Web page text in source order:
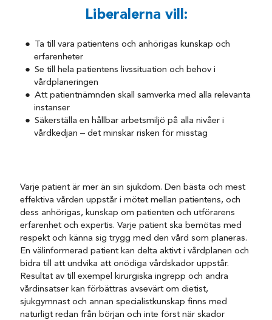
Liberalerna vill:
Ta till vara patientens och anhörigas kunskap och
erfarenheter
Se till hela patientens livssituation och behov i
vårdplaneringen
Att patientnämnden skall samverka med alla relevanta
instanser
Säkerställa en hållbar arbetsmiljö på alla nivåer i
vårdkedjan – det minskar risken för misstag
Varje patient är mer än sin sjukdom. Den bästa och mest
effektiva vården uppstår i mötet mellan patientens, och
dess anhörigas, kunskap om patienten och utförarens
erfarenhet och expertis. Varje patient ska bemötas med
respekt och känna sig trygg med den vård som planeras.
En välinformerad patient kan delta aktivt i vårdplanen och
bidra till att undvika att onödiga vårdskador uppstår.
Resultat av till exempel kirurgiska ingrepp och andra
vårdinsatser kan förbättras avsevärt om dietist,
sjukgymnast och annan specialistkunskap finns med
naturligt redan från början och inte först när skador